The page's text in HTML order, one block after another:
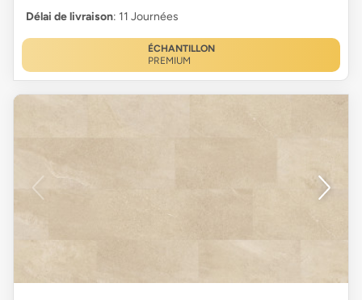
Délai de livraison: 11 Journées
ÉCHANTILLON
PREMIUM